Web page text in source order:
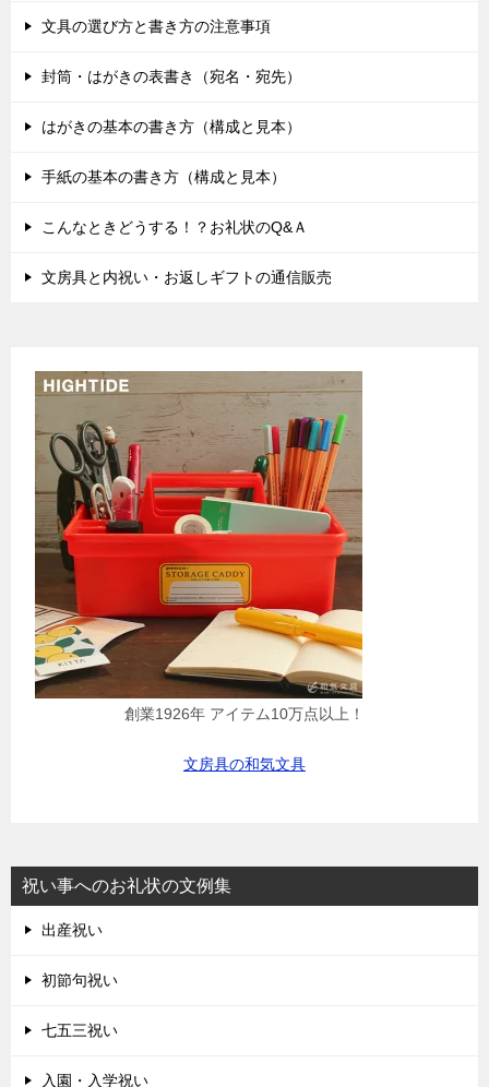
文具の選び方と書き方の注意事項
封筒・はがきの表書き（宛名・宛先）
はがきの基本の書き方（構成と見本）
手紙の基本の書き方（構成と見本）
こんなときどうする！？お礼状のQ&Ａ
文房具と内祝い・お返しギフトの通信販売
創業1926年 アイテム10万点以上！
文房具の和気文具
祝い事へのお礼状の文例集
出産祝い
初節句祝い
七五三祝い
入園・入学祝い